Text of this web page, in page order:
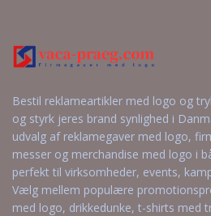
Bestil reklameartikler med logo og
og styrk jeres brand synlighed i
udvalg af reklamegaver med logo,
messer og merchandise med logo i
perfekt til virksomheder, events,
Vælg mellem populære
med logo, drikkedunke, t-shirts med